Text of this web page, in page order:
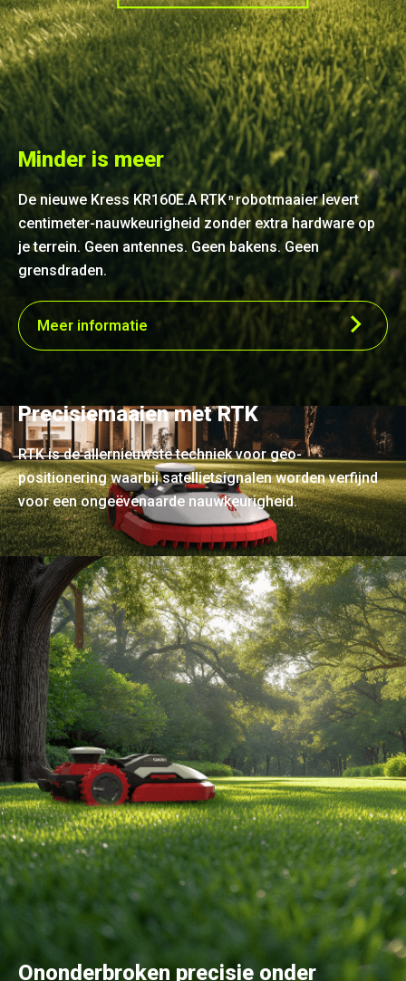
Minder is meer
De nieuwe Kress KR160E.A RTK nrobotmaaier levert
centimeter-nauwkeurigheid zonder extra hardware op
je terrein. Geen antennes. Geen bakens. Geen
grensdraden.
Meer informatie
Precisiemaaien met RTK
RTK is de allernieuwste techniek voor geo-
positionering waarbij satellietsignalen worden verfijnd
voor een ongeëvenaarde nauwkeurigheid.
Ononderbroken precisie onder